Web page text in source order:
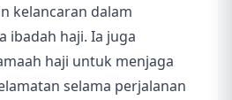
kelancaran dalam
ibadah haji. Ia juga
haji untuk menjaga
selama perjalanan